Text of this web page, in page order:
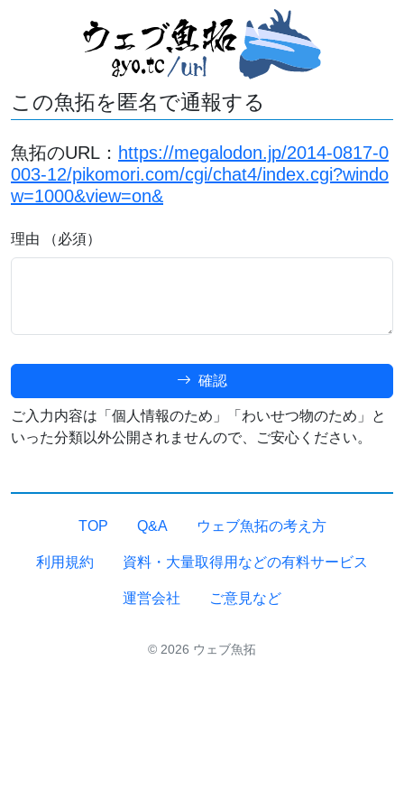
この魚拓を匿名で通報する
魚拓のURL： https://megalodon.jp/2014-0817-0
003-12/pikomori.com/cgi/chat4/index.cgi?windo
w=1000&view=on&
理由 （必須）
確認
ご入力内容は「個人情報のため」「わいせつ物のため」と
いった分類以外公開されませんので、ご安心ください。
TOP Q&A ウェブ魚拓の考え方
利用規約 資料・大量取得用などの有料サービス
運営会社 ご意見など
© 2026 ウェブ魚拓